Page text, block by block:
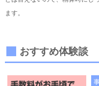
ます。
おすすめ体験談